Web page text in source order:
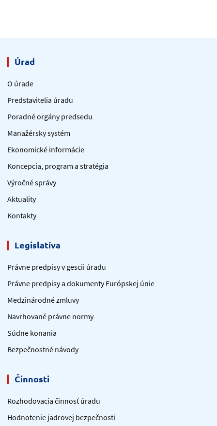
Úrad
O úrade
Predstavitelia úradu
Poradné orgány predsedu
Manažérsky systém
Ekonomické informácie
Koncepcia, program a stratégia
Výročné správy
Aktuality
Kontakty
Legislatíva
Právne predpisy v gescii úradu
Právne predpisy a dokumenty Európskej únie
Medzinárodné zmluvy
Navrhované právne normy
Súdne konania
Bezpečnostné návody
Činnosti
Rozhodovacia činnosť úradu
Hodnotenie jadrovej bezpečnosti